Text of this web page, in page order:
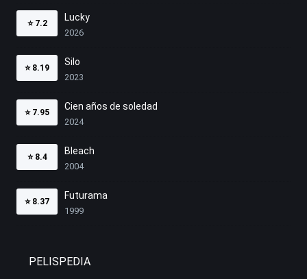
⭐ 7.2
Lucky
2026
⭐ 8.19
Silo
2023
⭐ 7.95
Cien años de soledad
2024
⭐ 8.4
Bleach
2004
⭐ 8.37
Futurama
1999
PELISPEDIA